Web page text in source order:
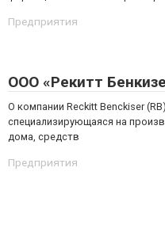
Предприятия
ООО «Рекитт
О компании Reckitt Benckiser
специализирующаяся на
дома, средств
Предприятия